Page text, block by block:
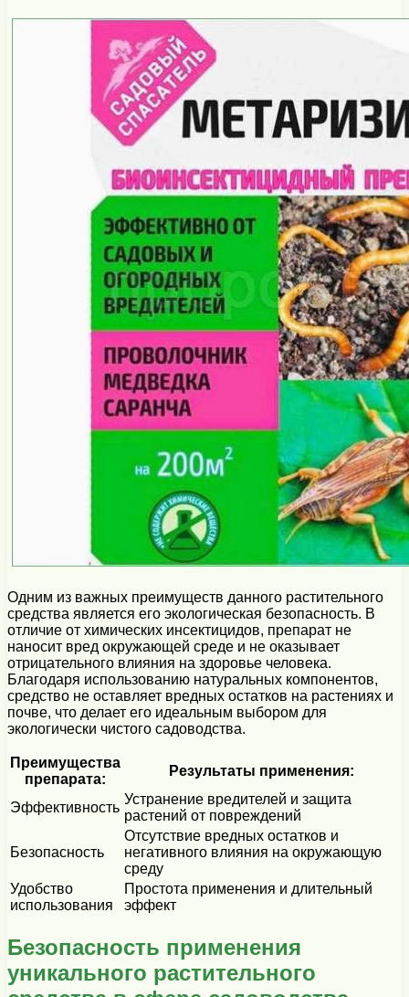
Одним из важных преимуществ данного растительного
средства является его экологическая безопасность. В
отличие от химических инсектицидов, препарат не
наносит вред окружающей среде и не оказывает
отрицательного влияния на здоровье человека.
Благодаря использованию натуральных компонентов,
средство не оставляет вредных остатков на растениях и
почве, что делает его идеальным выбором для
экологически чистого садоводства.
Преимущества
препарата:
Результаты применения:
Эффективность
Устранение вредителей и защита
растений от повреждений
Безопасность
Отсутствие вредных остатков и
негативного влияния на окружающую
среду
Удобство
использования
Простота применения и длительный
эффект
Безопасность применения
уникального растительного